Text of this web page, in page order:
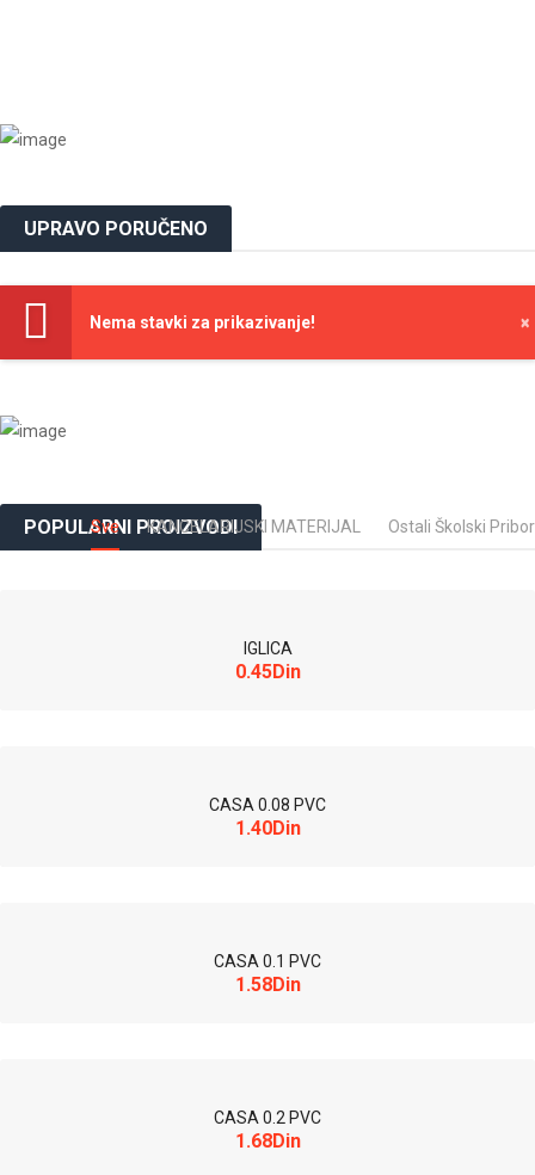
UPRAVO PORUČENO
Nema stavki za prikazivanje! ×
POPULARNI PROIZVODI
Sve KANCELARIJSKI MATERIJAL Ostali Školski Pribor
IGLICA
0.45Din
CASA 0.08 PVC
1.40Din
CASA 0.1 PVC
1.58Din
CASA 0.2 PVC
1.68Din